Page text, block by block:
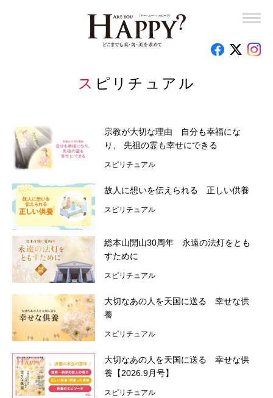
スピリチュアル
宗教が大切な理由 自分も幸福にな
り、 先祖の霊も幸せにできる
スピリチュアル
故人に想いを伝えられる 正しい供養
スピリチュアル
総本山開山30周年 永遠の法灯をとも
すために
スピリチュアル
大切なあの人を天国に送る 幸せな供
養
スピリチュアル
大切なあの人を天国に送る 幸せな供
養【2026.9月号】
スピリチュアル
幸福実現党党首 釈量子の東奔西走！
竜の口法子校長の熱烈エール「もう大丈夫！」
岡野宏のビューティーレッスンーさあ、はじめましょうか
釈量子のお悩みクオンタム・リープ
時代を創った女性たち
心のお悩み相談室
特集
今月の占い
編集部のオススメ